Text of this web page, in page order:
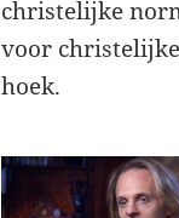
christelijke
voor
hoek.